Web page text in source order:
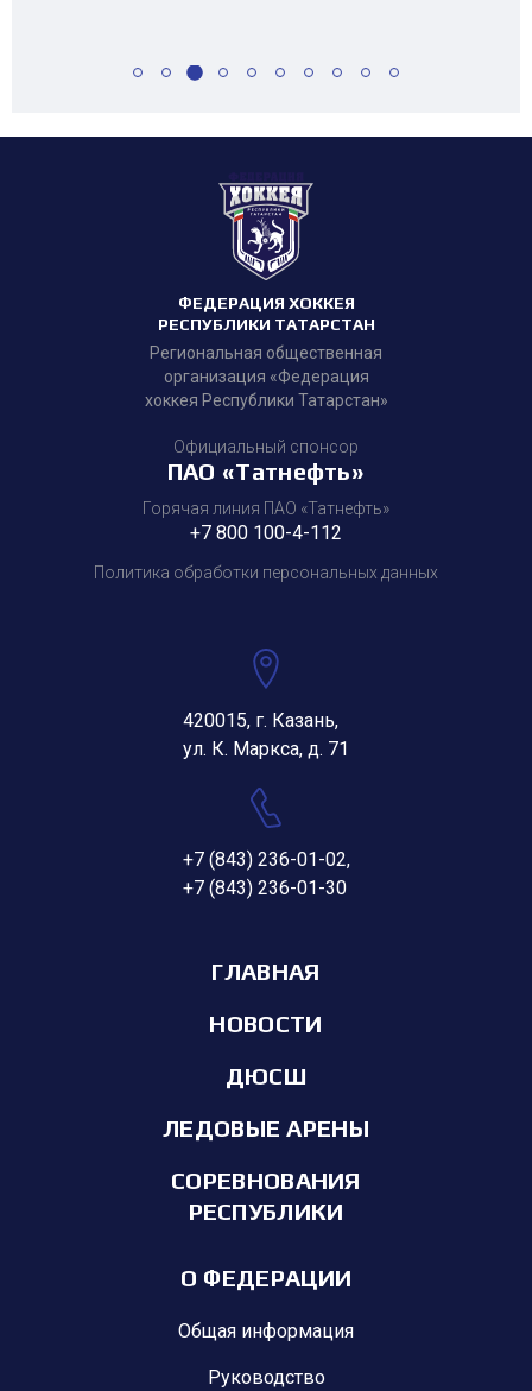
ФЕДЕРАЦИЯ ХОККЕЯ
РЕСПУБЛИКИ ТАТАРСТАН
Региональная общественная
организация «Федерация
хоккея Республики Татарстан»
Официальный спонсор
ПАО «Татнефть»
Горячая линия ПАО «Татнефть»
+7 800 100-4-112
Политика обработки персональных данных
420015, г. Казань,
ул. К. Маркса, д. 71
+7 (843) 236-01-02,
+7 (843) 236-01-30
ГЛАВНАЯ
НОВОСТИ
ДЮСШ
ЛЕДОВЫЕ АРЕНЫ
СОРЕВНОВАНИЯ
РЕСПУБЛИКИ
О ФЕДЕРАЦИИ
Общая информация
Руководство